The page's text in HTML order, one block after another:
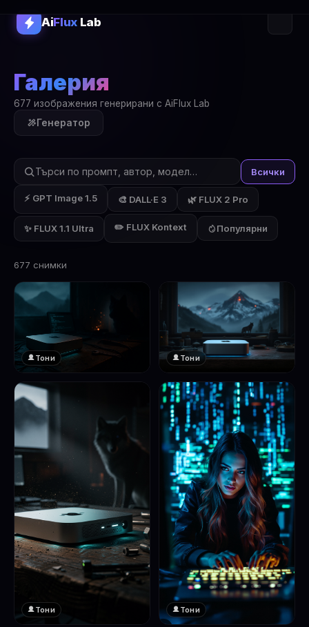
AiFluxLab
Галерия
677 изображения генерирани с AiFlux Lab
Генератор
Всички
⚡ GPT Image 1.5 🎨 DALL·E 3 🌿 FLUX 2 Pro
✨ FLUX 1.1 Ultra ✏️ FLUX Kontext Популярни
677 снимки
Тони Тони
Тони
Тони